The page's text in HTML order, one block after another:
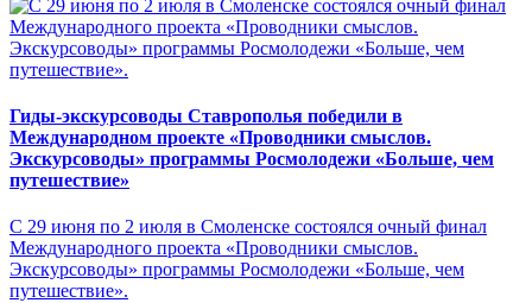
Гиды-экскурсоводы Ставрополья победили в
Международном проекте «Проводники смыслов.
Экскурсоводы» программы Росмолодежи «Больше, чем
путешествие»
С 29 июня по 2 июля в Смоленске состоялся очный финал
Международного проекта «Проводники смыслов.
Экскурсоводы» программы Росмолодежи «Больше, чем
путешествие».